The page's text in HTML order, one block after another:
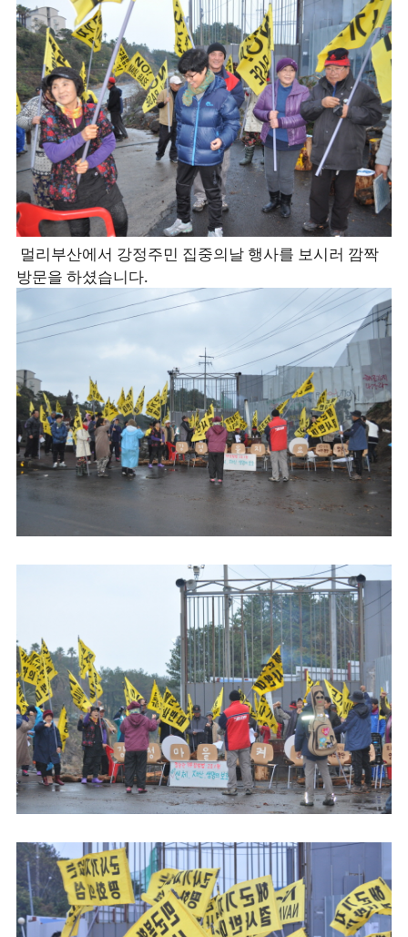
멀리부산에서 강정주민 집중의날 행사를 보시러 깜짝
방문을 하셨습니다.